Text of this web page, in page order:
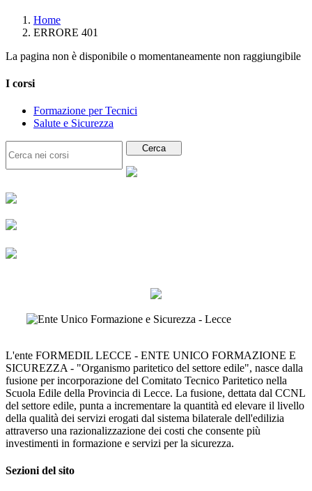
Home
ERRORE 401
La pagina non è disponibile o momentaneamente non raggiungibile
I corsi
Formazione per Tecnici
Salute e Sicurezza
L'ente FORMEDIL LECCE - ENTE UNICO FORMAZIONE E
SICUREZZA - "Organismo paritetico del settore edile", nasce dalla
fusione per incorporazione del Comitato Tecnico Paritetico nella
Scuola Edile della Provincia di Lecce. La fusione, dettata dal CCNL
del settore edile, punta a incrementare la quantità ed elevare il livello
della qualità dei servizi erogati dal sistema bilaterale dell'edilizia
attraverso una razionalizzazione dei costi che consente più
investimenti in formazione e servizi per la sicurezza.
Sezioni del sito